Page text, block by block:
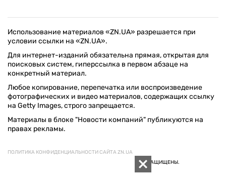
Использование материалов «ZN.UA» разрешается при
условии ссылки на «ZN.UA».
Для интернет-изданий обязательна прямая, открытая для
поисковых систем, гиперссылка в первом абзаце на
конкретный материал.
Любое копирование, перепечатка или воспроизведение
фотографических и видео материалов, содержащих ссылку
на Getty Images, строго запрещается.
Материалы в блоке "Новости компаний" публикуются на
правах рекламы.
ПОЛИТИКА КОНФИДЕНЦИАЛЬНОСТИ САЙТА ZN.UA
© 1994–2026 «ЗЕРКАЛО НЕДЕЛИ. УКРАИНА». ВСЕ ПРАВА ЗАЩИЩЕНЫ.